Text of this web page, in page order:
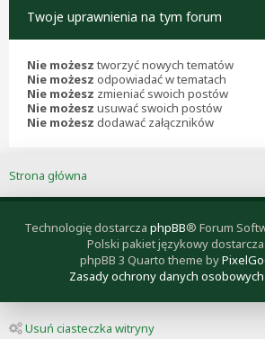
Twoje uprawnienia na tym forum
Nie możesz tworzyć nowych tematów
Nie możesz odpowiadać w tematach
Nie możesz zmieniać swoich postów
Nie możesz usuwać swoich postów
Nie możesz dodawać załączników
Strona główna
Technologię dostarcza phpBB® Forum
Polski pakiet językowy dostarcza
phpBB 3 Quarto theme by
Zasady ochrony danych osobowych
Usuń ciasteczka witryny